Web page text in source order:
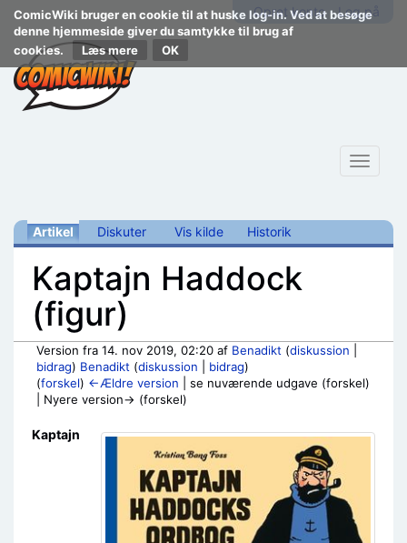
ComicWiki bruger en cookie til at huske log-in. Ved at besøge
denne hjemmeside giver du samtykke til brug af
cookies.
Læs mere
Opret konto Log på
Toggle
Artikel Diskuter Vis kilde Historik
Kaptajn Haddock
(figur)
Version fra 14. nov 2019, 02:20 af Benadikt (diskussion
bidrag) Benadikt (diskussion bidrag)
(forskel) ←Ældre version | se nuværende udgave (forskel)
| Nyere version→ (forskel)
Kaptajn